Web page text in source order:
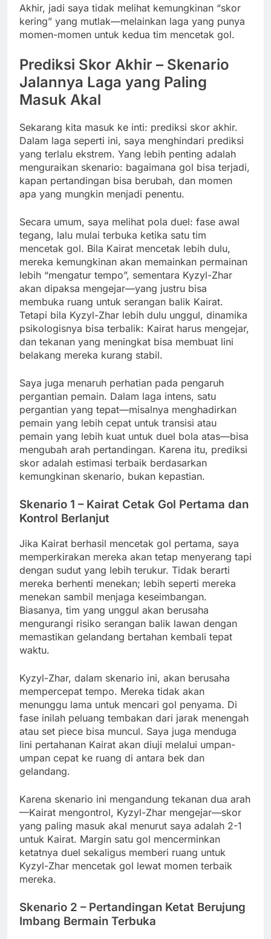
Akhir, jadi saya tidak melihat kemungkinan “skor
kering” yang mutlak—melainkan laga yang punya
momen-momen untuk kedua tim mencetak gol.
Prediksi Skor Akhir – Skenario
Jalannya Laga yang Paling
Masuk Akal
Sekarang kita masuk ke inti: prediksi skor akhir.
Dalam laga seperti ini, saya menghindari prediksi
yang terlalu ekstrem. Yang lebih penting adalah
menguraikan skenario: bagaimana gol bisa terjadi,
kapan pertandingan bisa berubah, dan momen
apa yang mungkin menjadi penentu.
Secara umum, saya melihat pola duel: fase awal
tegang, lalu mulai terbuka ketika satu tim
mencetak gol. Bila Kairat mencetak lebih dulu,
mereka kemungkinan akan memainkan permainan
lebih “mengatur tempo”, sementara Kyzyl-Zhar
akan dipaksa mengejar—yang justru bisa
membuka ruang untuk serangan balik Kairat.
Tetapi bila Kyzyl-Zhar lebih dulu unggul, dinamika
psikologisnya bisa terbalik: Kairat harus mengejar,
dan tekanan yang meningkat bisa membuat lini
belakang mereka kurang stabil.
Saya juga menaruh perhatian pada pengaruh
pergantian pemain. Dalam laga intens, satu
pergantian yang tepat—misalnya menghadirkan
pemain yang lebih cepat untuk transisi atau
pemain yang lebih kuat untuk duel bola atas—bisa
mengubah arah pertandingan. Karena itu, prediksi
skor adalah estimasi terbaik berdasarkan
kemungkinan skenario, bukan kepastian.
Skenario 1 – Kairat Cetak Gol Pertama dan
Kontrol Berlanjut
Jika Kairat berhasil mencetak gol pertama, saya
memperkirakan mereka akan tetap menyerang tapi
dengan sudut yang lebih terukur. Tidak berarti
mereka berhenti menekan; lebih seperti mereka
menekan sambil menjaga keseimbangan.
Biasanya, tim yang unggul akan berusaha
mengurangi risiko serangan balik lawan dengan
memastikan gelandang bertahan kembali tepat
waktu.
Kyzyl-Zhar, dalam skenario ini, akan berusaha
mempercepat tempo. Mereka tidak akan
menunggu lama untuk mencari gol penyama. Di
fase inilah peluang tembakan dari jarak menengah
atau set piece bisa muncul. Saya juga menduga
lini pertahanan Kairat akan diuji melalui umpan-
umpan cepat ke ruang di antara bek dan
gelandang.
Karena skenario ini mengandung tekanan dua arah
—Kairat mengontrol, Kyzyl-Zhar mengejar—skor
yang paling masuk akal menurut saya adalah 2-1
untuk Kairat. Margin satu gol mencerminkan
ketatnya duel sekaligus memberi ruang untuk
Kyzyl-Zhar mencetak gol lewat momen terbaik
mereka.
Skenario 2 – Pertandingan Ketat Berujung
Imbang Bermain Terbuka